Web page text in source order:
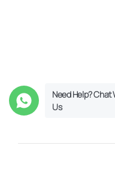
Need Help? Chat
Us